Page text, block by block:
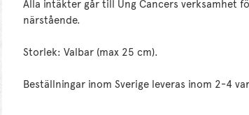
Alla intäkter går till Ung Cancers verksamhet
närstående.
Storlek: Valbar (max 25 cm).
Beställningar inom Sverige leveras inom 2-4